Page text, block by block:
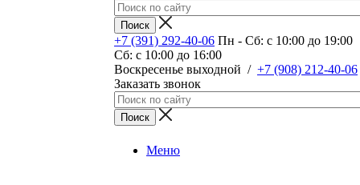
+7 (391) 292-40-06 Пн - Сб: c 10:00 до 19:00
Сб: c 10:00 до 16:00
​Воскресенье выходной / +7 (908) 212-40-06
Заказать звонок
Меню